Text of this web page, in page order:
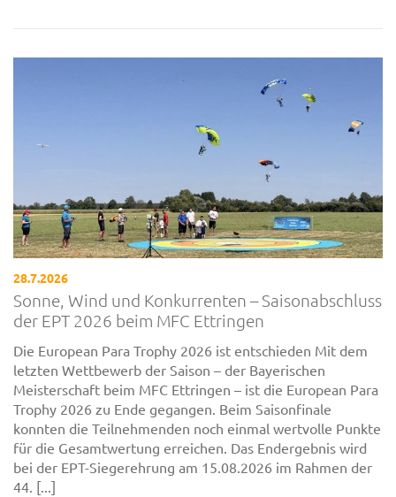
28.7.2026
Sonne, Wind und Konkurrenten – Saisonabschluss
der EPT 2026 beim MFC Ettringen
Die European Para Trophy 2026 ist entschieden Mit dem
letzten Wettbewerb der Saison – der Bayerischen
Meisterschaft beim MFC Ettringen – ist die European Para
Trophy 2026 zu Ende gegangen. Beim Saisonfinale
konnten die Teilnehmenden noch einmal wertvolle Punkte
für die Gesamtwertung erreichen. Das Endergebnis wird
bei der EPT-Siegerehrung am 15.08.2026 im Rahmen der
44. [...]